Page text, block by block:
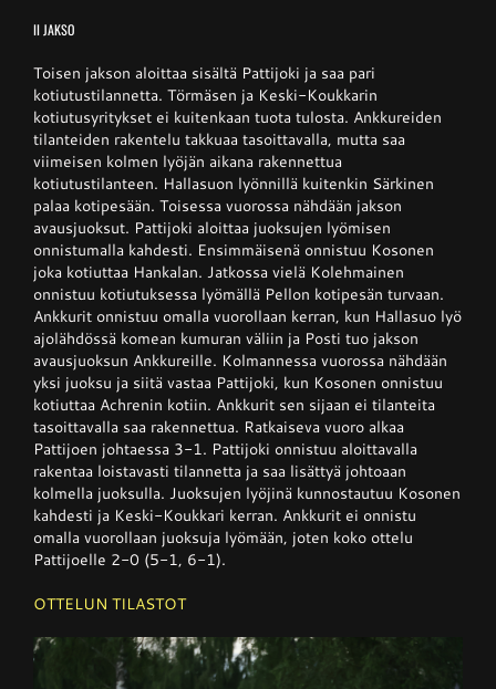
II JAKSO
Toisen jakson aloittaa sisältä Pattijoki ja saa pari
kotiutustilannetta. Törmäsen ja Keski-Koukkarin
kotiutusyritykset ei kuitenkaan tuota tulosta. Ankkureiden
tilanteiden rakentelu takkuaa tasoittavalla, mutta saa
viimeisen kolmen lyöjän aikana rakennettua
kotiutustilanteen. Hallasuon lyönnillä kuitenkin Särkinen
palaa kotipesään. Toisessa vuorossa nähdään jakson
avausjuoksut. Pattijoki aloittaa juoksujen lyömisen
onnistumalla kahdesti. Ensimmäisenä onnistuu Kosonen
joka kotiuttaa Hankalan. Jatkossa vielä Kolehmainen
onnistuu kotiutuksessa lyömällä Pellon kotipesän turvaan.
Ankkurit onnistuu omalla vuorollaan kerran, kun Hallasuo lyö
ajolähdössä komean kumuran väliin ja Posti tuo jakson
avausjuoksun Ankkureille. Kolmannessa vuorossa nähdään
yksi juoksu ja siitä vastaa Pattijoki, kun Kosonen onnistuu
kotiuttaa Achrenin kotiin. Ankkurit sen sijaan ei tilanteita
tasoittavalla saa rakennettua. Ratkaiseva vuoro alkaa
Pattijoen johtaessa 3-1. Pattijoki onnistuu aloittavalla
rakentaa loistavasti tilannetta ja saa lisättyä johtoaan
kolmella juoksulla. Juoksujen lyöjinä kunnostautuu Kosonen
kahdesti ja Keski-Koukkari kerran. Ankkurit ei onnistu
omalla vuorollaan juoksuja lyömään, joten koko ottelu
Pattijoelle 2-0 (5-1, 6-1).
OTTELUN TILASTOT